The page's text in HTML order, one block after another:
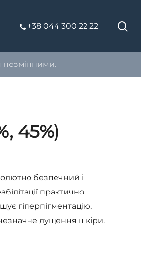
+38 044 300 22 22
незмінними.
45%)
безпечний і
практично
гіперпігментацію,
незначне лущення шкіри.